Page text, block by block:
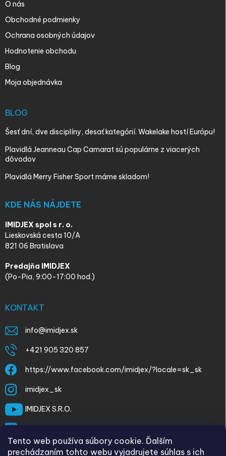
Tento web používa súbory cookie. Ďalším
prechádzaním tohto webu vyjadrujete súhlas s ich
O nás
Obchodné podmienky
Ochrana osobných údajov
Hodnotenie obchodu
Blog
Moja objednávka
BLOG
Šesť dní, dve disciplíny, desať kategórií. Wakelake hostí Európu!
Plavidlá Jeanneau Cap Camarat sú populárne z viacerých
dôvodov
Plavidlá Merry Fisher Sport máme skladom!
KDE NÁS NÁJDETE
IMIDJEX spol s r. o.
Lieskovská cesta 10/A
821 06 Bratislava
Predajňa IMIDJEX
(Po-Pia, 9:00-17:00 hod.)
KONTAKT
info@imidjex.sk
+421 905 320 857
https://www.facebook.com/imidjex/?locale=sk_sk
imidjex_sk
IMIDJEX S.R.O.